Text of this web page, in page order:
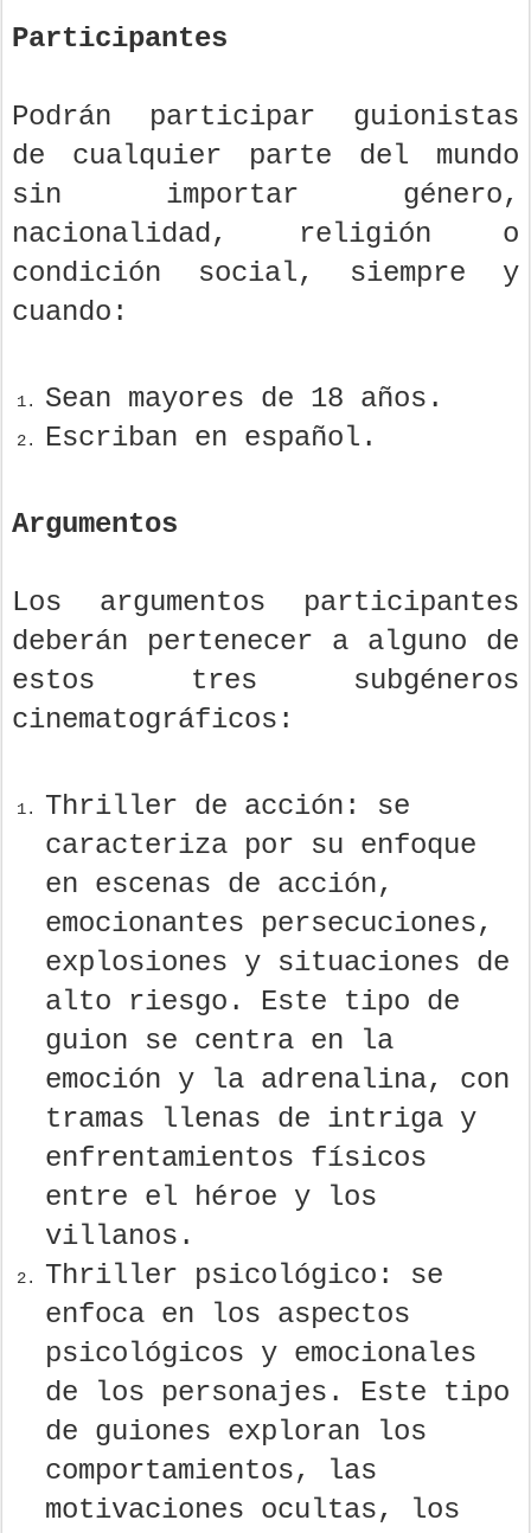
Participantes
Podrán participar guionistas
de cualquier parte del mundo
sin importar género,
nacionalidad, religión o
condición social, siempre y
cuando:
Sean mayores de 18 años.
Escriban en español.
Argumentos
Los argumentos participantes
deberán pertenecer a alguno de
estos tres subgéneros
cinematográficos:
Thriller de acción: se
caracteriza por su enfoque
en escenas de acción,
emocionantes persecuciones,
explosiones y situaciones de
alto riesgo. Este tipo de
guion se centra en la
emoción y la adrenalina, con
tramas llenas de intriga y
enfrentamientos físicos
entre el héroe y los
villanos.
Thriller psicológico: se
enfoca en los aspectos
psicológicos y emocionales
de los personajes. Este tipo
de guiones exploran los
comportamientos, las
motivaciones ocultas, los